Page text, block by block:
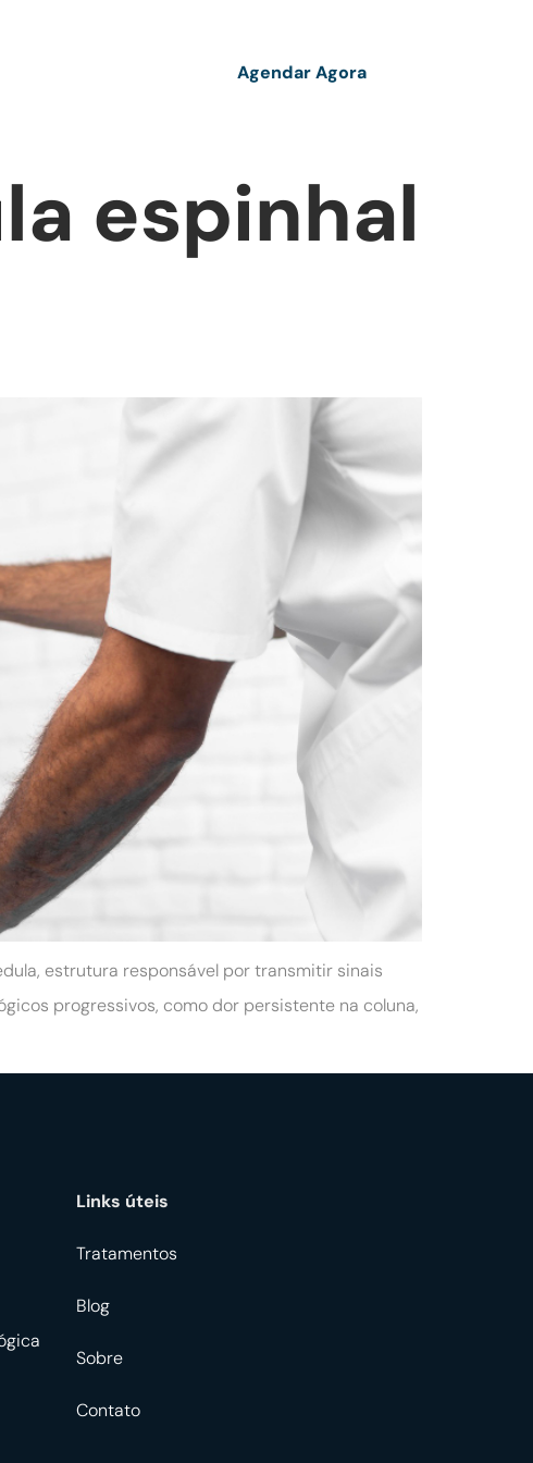
Agendar Agora
espinhal
estrutura responsável por transmitir sinais
progressivos, como dor persistente na coluna,
Links úteis
Tratamentos
Blog
Sobre
Contato